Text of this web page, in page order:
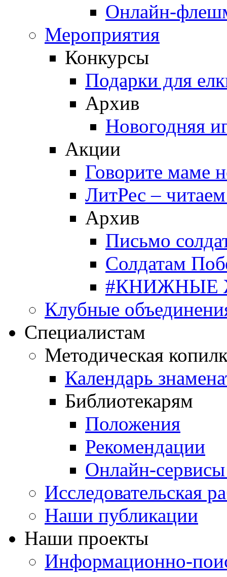
Онлайн-
Мероприятия
Конкурсы
Подарки для
Архив
Новогодняя
Акции
Говорите маме
ЛитРес –
Архив
Письмо
Солдатам
#КНИЖНЫЕ
Клубные
Специалистам
Методическая
Календарь
Библиотекарям
Положения
Рекомендации
Онлайн-сервисы
Исследовательская
Наши публикации
Наши проекты
Информационно-